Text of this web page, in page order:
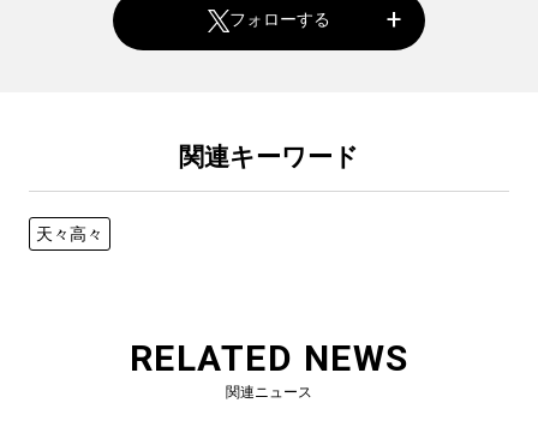
フォローする
関連キーワード
天々高々
RELATED NEWS
関連ニュース